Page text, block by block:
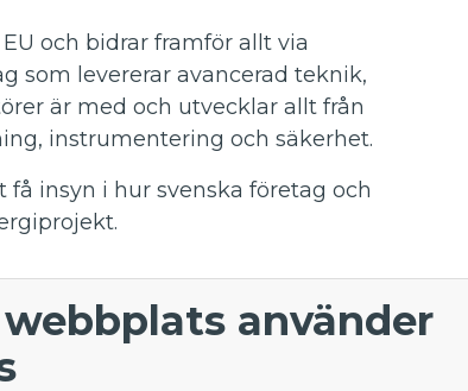
använder
och bidrar framför allt via
som levererar avancerad teknik,
är med och utvecklar allt från
instrumentering och säkerhet.
insyn i hur svenska företag och
inskrivna i ett kandidat-, master- eller
i engelska och är intresserade av att